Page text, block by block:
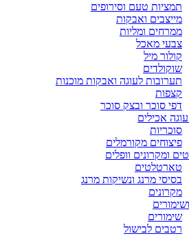
תמציות טעם וסירופים
מייצבים ואבקות
ממרחים ומליות
צבעי מאכל
קולור מיל
שוקולדים
תערובות לעוגה ואבקות מוכנות
קצפות
דפי סוכר ובצק סוכר
אכילים
סוכריות
פיצוחים מקורמלים
ומקרונים וופלים
טארטלטים
בסיסי מרנג ונשיקות מרנג
מקרונים
שימורים
רטבים לבישול